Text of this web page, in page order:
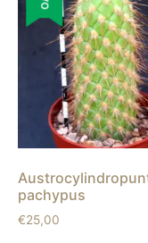
pachypus
€25,00